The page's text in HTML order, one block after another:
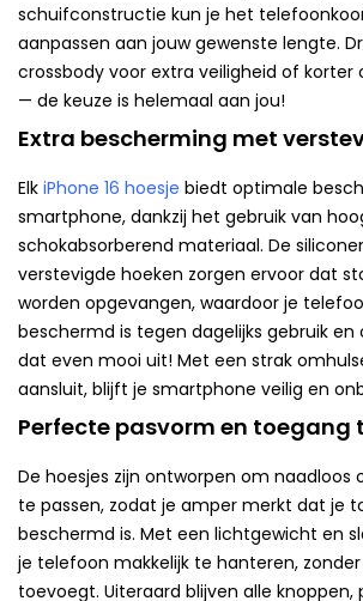
schuifconstructie kun je het
aanpassen aan jouw gewenste lengte.
crossbody voor extra veiligheid of korter
— de keuze is helemaal aan jou!
Extra bescherming met
Elk iPhone 16 hoesje biedt optimale
smartphone, dankzij het gebruik van
schokabsorberend materiaal. De
verstevigde hoeken zorgen ervoor dat
worden opgevangen, waardoor je
beschermd is tegen dagelijks gebruik en
dat even mooi uit! Met een strak
aansluit, blijft je smartphone veilig en
Perfecte pasvorm en toegang
De hoesjes zijn ontworpen om naadloos
te passen, zodat je amper merkt dat je
beschermd is. Met een lichtgewicht en
je telefoon makkelijk te hanteren,
toevoegt. Uiteraard blijven alle knoppen,